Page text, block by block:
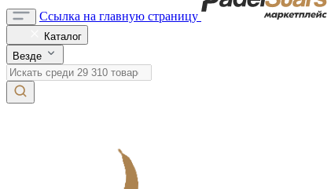
Ссылка на главную страницу
Каталог
Везде